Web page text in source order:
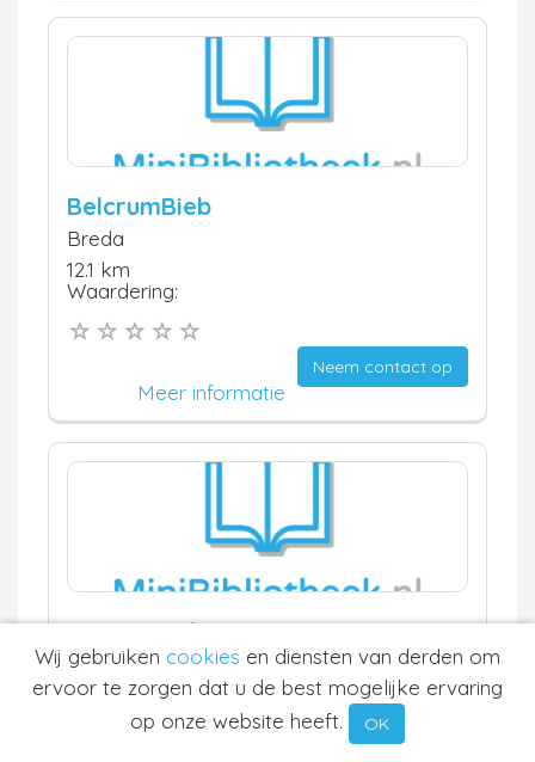
BelcrumBieb
Breda
12.1 km
Waardering:
Neem contact op
Meer informatie
Team Uniek
Teteringen
12.2 km
Waardering:
Wij gebruiken cookies en diensten van derden om
ervoor te zorgen dat u de best mogelijke ervaring
op onze website heeft.
OK